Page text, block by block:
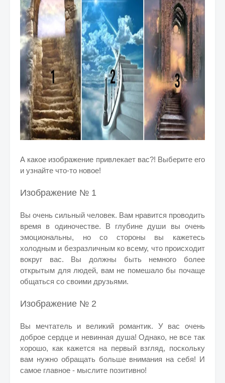
А какое изображение привлекает вас?! Выберите его
и узнайте что-то новое!
Изображение № 1
Вы очень сильный человек. Вам нравится проводить
время в одиночестве. В глубине души вы очень
эмоциональны, но со стороны вы кажетесь
холодным и безразличным ко всему, что происходит
вокруг вас. Вы должны быть немного более
открытым для людей, вам не помешало бы почаще
общаться со своими друзьями.
Изображение № 2
Вы мечтатель и великий романтик. У вас очень
доброе сердце и невинная душа! Однако, не все так
хорошо, как кажется на первый взгляд, поскольку
вам нужно обращать больше внимания на себя! И
самое главное - мыслите позитивно!